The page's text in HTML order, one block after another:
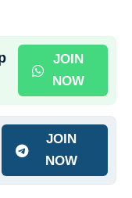
JOIN
NOW
JOIN
NOW